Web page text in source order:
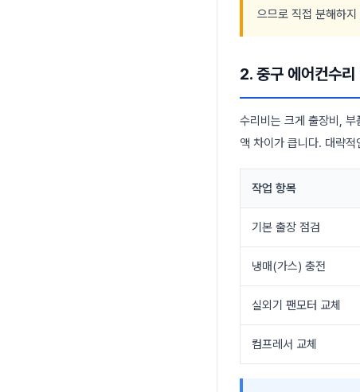
으므로 직접 분해하
2. 중구 에어컨수리
수리비는 크게 출장비,
액 차이가 큽니다. 대략
작업 항목
기본 출장 점검
냉매(가스) 충전
실외기 팬모터 교체
컴프레서 교체